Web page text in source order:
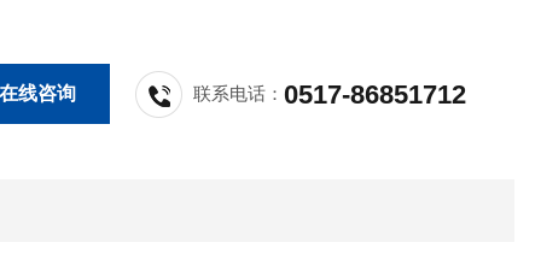
在线咨询 联系电话：0517-86851712